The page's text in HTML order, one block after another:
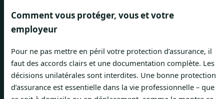
Comment vous protéger, vous et votre
employeur
Pour ne pas mettre en péril votre protection d’assurance, il
faut des accords clairs et une documentation complète. Les
décisions unilatérales sont interdites. Une bonne protection
d’assurance est essentielle dans la vie professionnelle – que